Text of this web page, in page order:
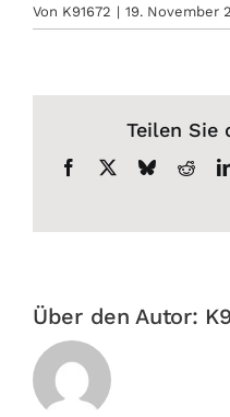
Von K91672 | 19. November
Teilen Sie
Facebook Bluesky
Über den Autor: